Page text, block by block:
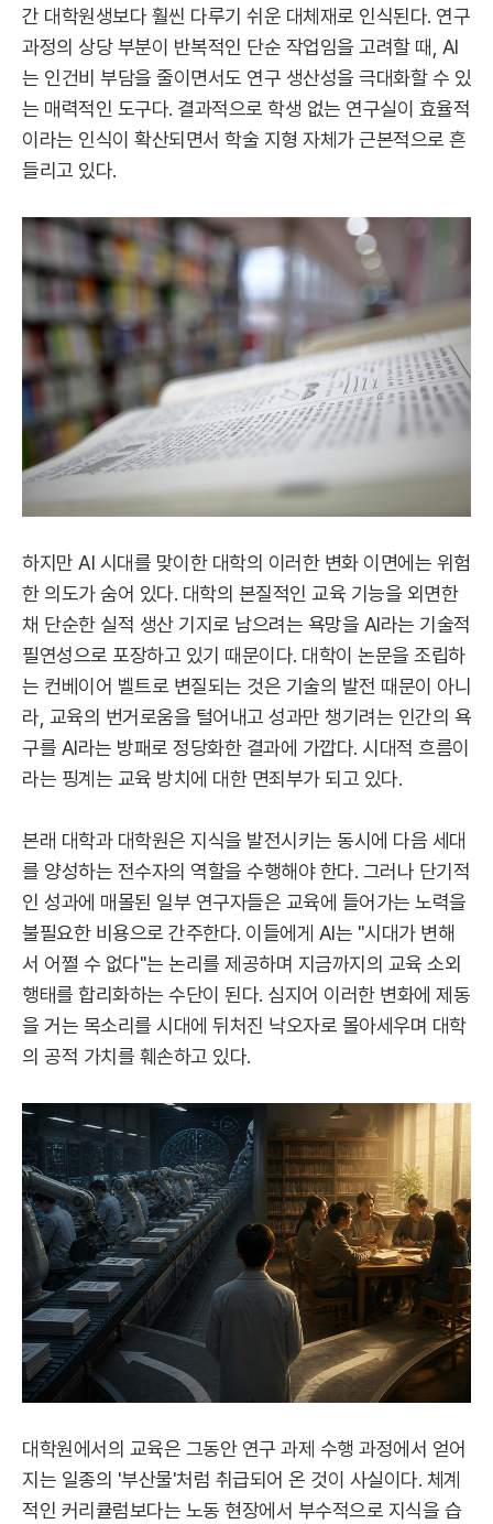
간 대학원생보다 훨씬 다루기 쉬운 대체재로 인식된다. 연구
과정의 상당 부분이 반복적인 단순 작업임을 고려할 때, AI
는 인건비 부담을 줄이면서도 연구 생산성을 극대화할 수 있
는 매력적인 도구다. 결과적으로 학생 없는 연구실이 효율적
이라는 인식이 확산되면서 학술 지형 자체가 근본적으로 흔
들리고 있다.
하지만 AI 시대를 맞이한 대학의 이러한 변화 이면에는 위험
한 의도가 숨어 있다. 대학의 본질적인 교육 기능을 외면한
채 단순한 실적 생산 기지로 남으려는 욕망을 AI라는 기술적
필연성으로 포장하고 있기 때문이다. 대학이 논문을 조립하
는 컨베이어 벨트로 변질되는 것은 기술의 발전 때문이 아니
라, 교육의 번거로움을 털어내고 성과만 챙기려는 인간의 욕
구를 AI라는 방패로 정당화한 결과에 가깝다. 시대적 흐름이
라는 핑계는 교육 방치에 대한 면죄부가 되고 있다.
본래 대학과 대학원은 지식을 발전시키는 동시에 다음 세대
를 양성하는 전수자의 역할을 수행해야 한다. 그러나 단기적
인 성과에 매몰된 일부 연구자들은 교육에 들어가는 노력을
불필요한 비용으로 간주한다. 이들에게 AI는 "시대가 변해
서 어쩔 수 없다"는 논리를 제공하며 지금까지의 교육 소외
행태를 합리화하는 수단이 된다. 심지어 이러한 변화에 제동
을 거는 목소리를 시대에 뒤처진 낙오자로 몰아세우며 대학
의 공적 가치를 훼손하고 있다.
대학원에서의 교육은 그동안 연구 과제 수행 과정에서 얻어
지는 일종의 '부산물'처럼 취급되어 온 것이 사실이다. 체계
적인 커리큘럼보다는 노동 현장에서 부수적으로 지식을 습